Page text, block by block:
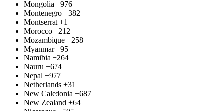
Mongolia +976
Montenegro +382
Montserrat +1
Morocco +212
Mozambique +258
Myanmar +95
Namibia +264
Nauru +674
Nepal +977
Netherlands +31
New Caledonia +687
New Zealand +64